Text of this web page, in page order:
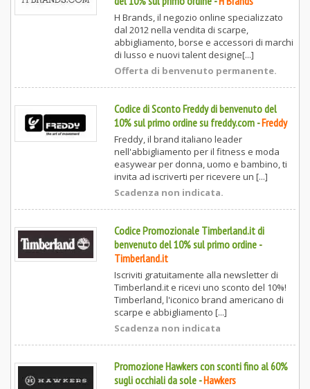
H Brands, il negozio online specializzato
dal 2012 nella vendita di scarpe,
abbigliamento, borse e accessori di marchi
di lusso e nuovi talent designe[...]
Offerta di benvenuto permanente.
Codice di Sconto Freddy di benvenuto del
10% sul primo ordine su freddy.com-Freddy
Freddy, il brand italiano leader
nell'abbigliamento per il fitness e moda
easywear per donna, uomo e bambino, ti
invita ad iscriverti per ricevere un [...]
Scadenza non indicata.
Codice Promozionale Timberland.it di
benvenuto del 10% sul primo ordine-
Timberland.it
Iscriviti gratuitamente alla newsletter di
Timberland.it e ricevi uno sconto del 10%!
Timberland, l'iconico brand americano di
scarpe e abbigliamento [...]
Scadenza non indicata
Promozione Hawkers con sconti fino al 60%
sugli occhiali da sole-Hawkers